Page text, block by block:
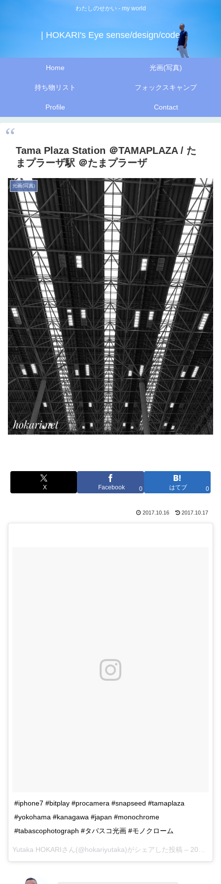
わたしのせかい - my world
| HOKARI's Eye sense/design/code
Home 光画(写真)
持ち物リスト フォックスキャンプ
Profile Contact
Tama Plaza Station ＠TAMAPLAZA / た
まプラーザ駅 ＠たまプラーザ
光画(写真)
X Facebook 0 はてブ 0
2017.10.16 2017.10.17
#iphone7 #bitplay #procamera #snapseed #tamaplaza
#yokohama #kanagawa #japan #monochrome
#tabascophotograph #タバスコ光画 #モノクローム
Yutaka HOKARIさん(@hokariyutaka)がシェアした投稿 – 2017 10月 15 9:34午後 PDT